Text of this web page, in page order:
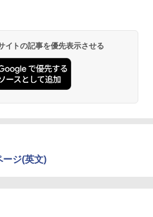
像度】 大手メーカー液晶 (Dell/HP/
等) テレワーク デュアルモニター S
PS4 PS5対応 【整備済み中古品】
応 650g/889g 2色から選択可能 モ
Soundcore P31i ブラック
WAYNE feat. Flo Milli, ATL Jacob
天然水 ラベルレス 500ml ×24本
ター ペットボトル 静岡県産 500ミリリ
(Smart Basic)
酒屋「のぶ」(22) (角川コミックス・
イトの記事を優先表示させる
ージ(英文)